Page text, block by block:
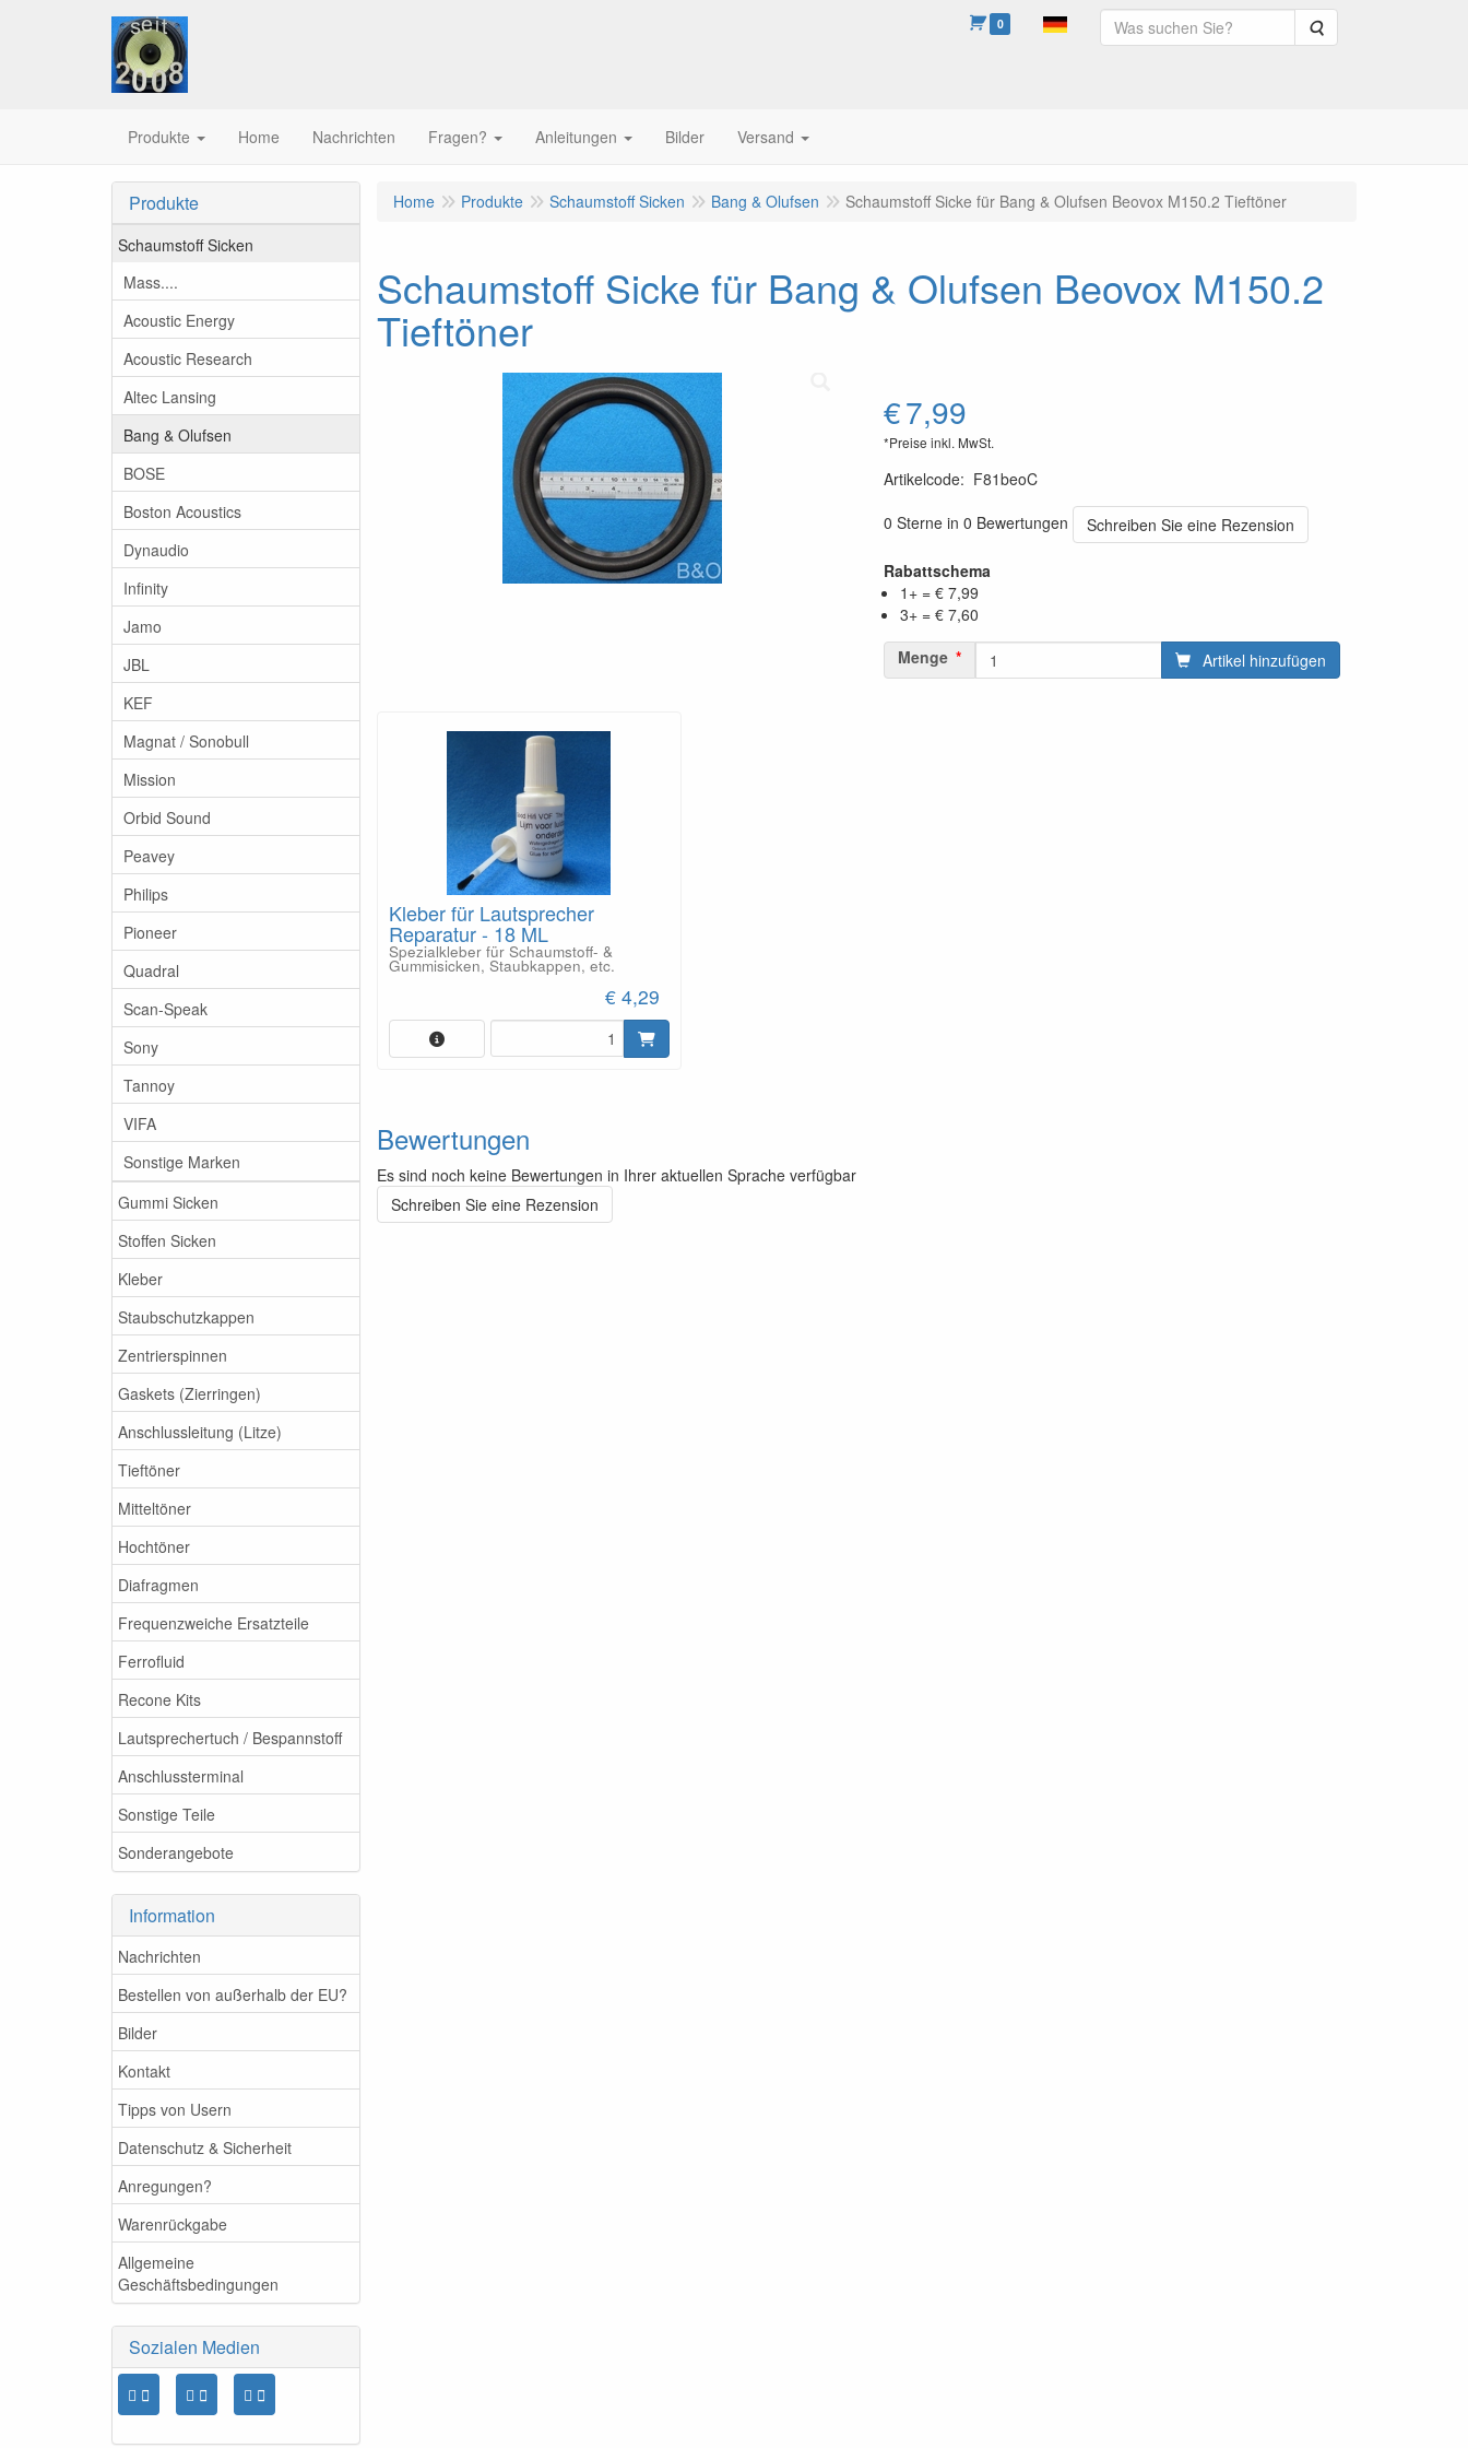
0 Suche
Produkte Home Nachrichten Fragen? Anleitungen Bilder Versand
Produkte
Schaumstoff Sicken
Mass....
Acoustic Energy
Acoustic Research
Altec Lansing
Bang & Olufsen
BOSE
Boston Acoustics
Dynaudio
Infinity
Jamo
JBL
KEF
Magnat / Sonobull
Mission
Orbid Sound
Peavey
Philips
Pioneer
Quadral
Scan-Speak
Sony
Tannoy
VIFA
Sonstige Marken
Gummi Sicken
Stoffen Sicken
Kleber
Staubschutzkappen
Zentrierspinnen
Gaskets (Zierringen)
Anschlussleitung (Litze)
Tieftöner
Mitteltöner
Hochtöner
Diafragmen
Frequenzweiche Ersatzteile
Ferrofluid
Recone Kits
Lautsprechertuch / Bespannstoff
Anschlussterminal
Sonstige Teile
Sonderangebote
Information
Nachrichten
Bestellen von außerhalb der EU?
Bilder
Kontakt
Tipps von Usern
Datenschutz & Sicherheit
Anregungen?
Warenrückgabe
Allgemeine
Geschäftsbedingungen
Sozialen Medien
Home Produkte Schaumstoff Sicken Bang & Olufsen Schaumstoff Sicke für Bang & Olufsen Beovox M150.2 Tieftöner
Schaumstoff Sicke für Bang & Olufsen Beovox M150.2
Tieftöner
€7,99
*Preise inkl. MwSt.
Artikelcode: F81beoC
0 Sterne in 0 Bewertungen
Schreiben Sie eine Rezension
Rabattschema
1+ = € 7,99
3+ = € 7,60
Menge
Artikel hinzufügen
Kleber für Lautsprecher
Reparatur - 18 ML
Spezialkleber für Schaumstoff- &
Gummisicken, Staubkappen, etc.
€ 4,29
Bewertungen
Es sind noch keine Bewertungen in Ihrer aktuellen Sprache verfügbar
Schreiben Sie eine Rezension